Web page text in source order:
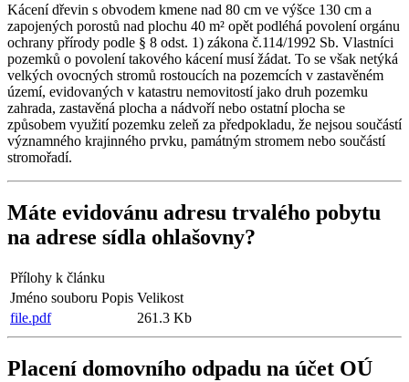
Kácení dřevin s obvodem kmene nad 80 cm ve výšce 130 cm a
zapojených porostů nad plochu 40 m² opět podléhá povolení orgánu
ochrany přírody podle § 8 odst. 1) zákona č.114/1992 Sb. Vlastníci
pozemků o povolení takového kácení musí žádat. To se však netýká
velkých ovocných stromů rostoucích na pozemcích v zastavěném
území, evidovaných v katastru nemovitostí jako druh pozemku
zahrada, zastavěná plocha a nádvoří nebo ostatní plocha se
způsobem využití pozemku zeleň za předpokladu, že nejsou součástí
významného krajinného prvku, památným stromem nebo součástí
stromořadí.
Máte evidovánu adresu trvalého pobytu
na adrese sídla ohlašovny?
Přílohy k článku
Jméno souboru Popis Velikost
file.pdf
261.3 Kb
Placení domovního odpadu na účet OÚ